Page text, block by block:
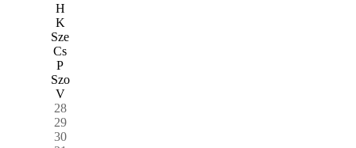
H
K
Sze
Cs
P
Szo
V
28
29
30